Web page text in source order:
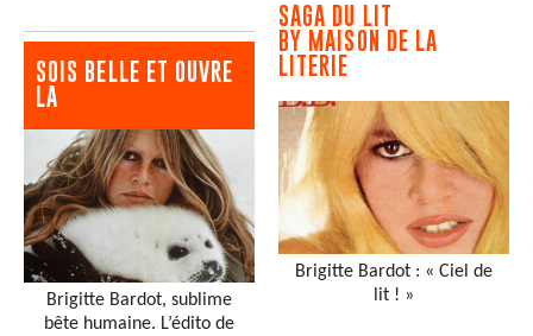
SOIS BELLE ET OUVRE
LA
Brigitte Bardot, sublime
bête humaine. L’édito de
SAGA DU LIT
BY MAISON DE LA
LITERIE
Brigitte Bardot : « Ciel de
lit ! »